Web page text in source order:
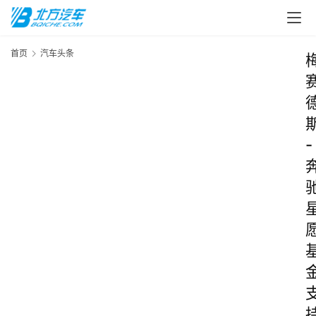
首页 汽车头条
-